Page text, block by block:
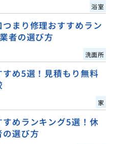
浴室
まり修理おすすめラン
者の選び方
洗面所
め5選！見積もり無料
家
めランキング5選！休
の選び方